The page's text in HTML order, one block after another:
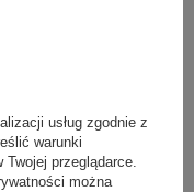
usług zgodnie z
warunki
przeglądarce.
można